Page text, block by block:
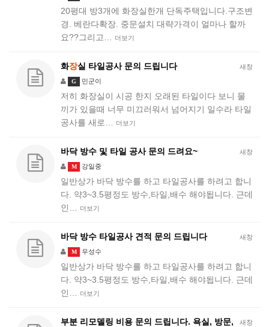
20평대 방3개에 화장실한개 단독주택입니다.구조변
경. 베란다확장. 중문설치 대략가격이 얼마나 할까
요??그리고…
더보기
새창
화장실 타일공사 문의 드립니다
G 민군이
저히 화장실이 시공 한지 오래된 타일이다 보니 물
끼가 있을때 너무 미끄러워서 넘어지기 일수라 타일
공사를 새로…
더보기
새창
바닥 방수 및 타일 공사 문의 드려요~
M 강일중
일반상가 바닥 방수를 하고 타일공사를 하려고 합니
다. 약3~3.5평정도 방수,타일,배수 해야됩니다. 근데
인…
더보기
새창
바닥 방수 타일공사 견적 문의 드립니다
M 우성수
일반상가 바닥 방수를 하고 타일공사를 하려고 합니
다. 약3~3.5평정도 방수,타일,배수 해야됩니다. 근데
인…
더보기
새창
부분 리모델링 비용 문의 드립니다. 욕실, 방문,